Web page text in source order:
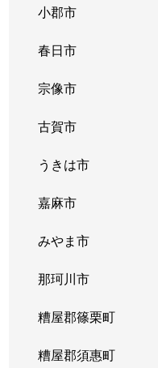
小郡市
春日市
宗像市
古賀市
うきは市
嘉麻市
みやま市
那珂川市
糟屋郡篠栗町
糟屋郡須惠町